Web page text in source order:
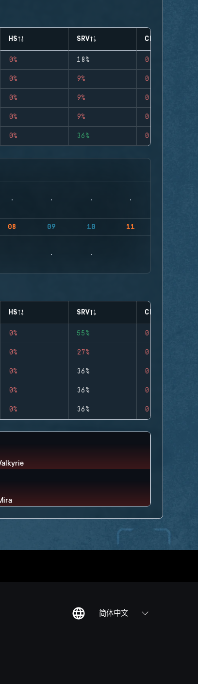
HS SRV CLUTCHES
0% 18% 0
0% 9% 0
0% 9% 0
0% 9% 0
0% 36% 0
08 09 10 11
HS SRV CLUTCHES
0% 55% 0
0% 27% 0
0% 36% 0
0% 36% 0
0% 36% 0
简体中文